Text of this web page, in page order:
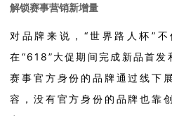
解锁赛事营销新增量
对品牌来说， “世界路人杯”
在“618”大促期间完成新品首发
赛事官方身份的品牌通过线下
容，没有官方身份的品牌也靠